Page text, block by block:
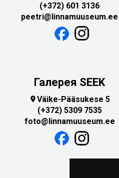
(+372) 601 3136
peetri@linnamuuseum.ee
Галерея SEEK
Väike-Pääsukese 5
(+372) 5309 7535
foto@linnamuuseum.ee